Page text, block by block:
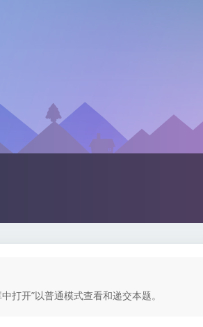
打开”以普通模式查看和递交本题。